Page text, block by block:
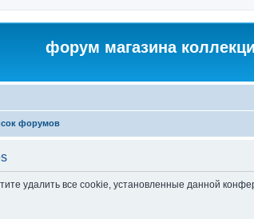
форум магазина
форумов
удалить все cookie, установленные данной